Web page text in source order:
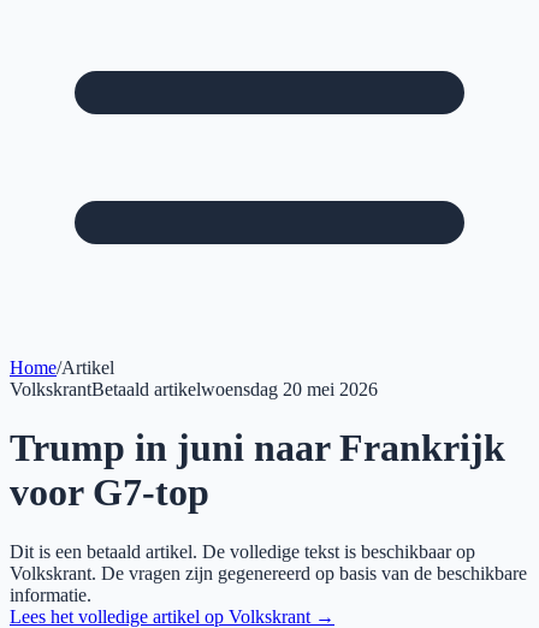
Home/Artikel
VolkskrantBetaald artikelwoensdag 20 mei 2026
Trump in juni naar Frankrijk
voor G7-top
Dit is een betaald artikel. De volledige tekst is beschikbaar op
Volkskrant. De vragen zijn gegenereerd op basis van de beschikbare
informatie.
Lees het volledige artikel op Volkskrant →